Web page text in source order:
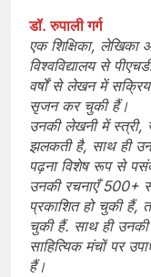
डॉ. रुपाली गर्ग
एक शिक्षिका, लेखिका
विश्वविद्यालय से
वर्षों से लेखन में
सृजन कर चुकी हैं।
उनकी लेखनी में स्त्री,
झलकती है, साथ ही
पढ़ना विशेष रूप से
उनकी रचनाएँ 500+
प्रकाशित हो चुकी हैं,
चुकी हैं. साथ ही
साहित्यिक मंचों पर
हैं।